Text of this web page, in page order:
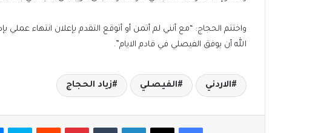
واختتم الحجاج: “مع أنني لم أتمن أو أتوقع التقدم بإعلان انتهاء عملي
الله أن يوفق الفيصلي في قادم الايام”.
الاردني الفيصلي زياد الحجاج
فيسبوك‫X لينكدإن بينتيريست